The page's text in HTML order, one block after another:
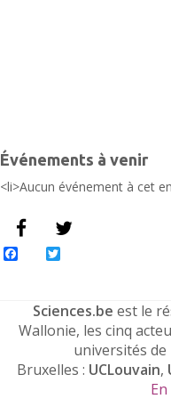
Événements à venir
<li>Aucun événement à cet
Facebook
Sciences.be est le
Wallonie, les cinq
universités
Bruxelles : UCLouvain,